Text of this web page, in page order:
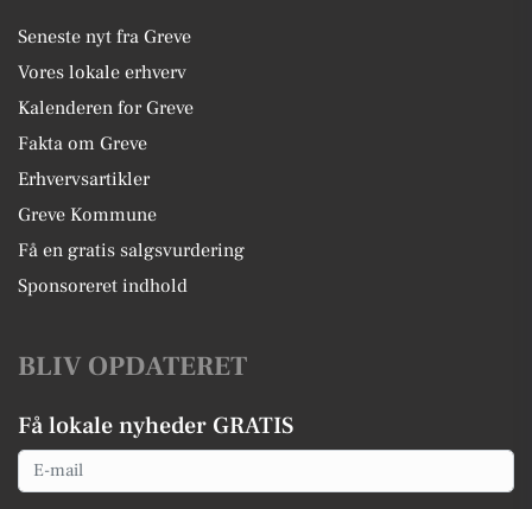
Seneste nyt fra Greve
Vores lokale erhverv
Kalenderen for Greve
Fakta om Greve
Erhvervsartikler
Greve Kommune
Få en gratis salgsvurdering
Sponsoreret indhold
BLIV OPDATERET
Få lokale nyheder GRATIS
Email